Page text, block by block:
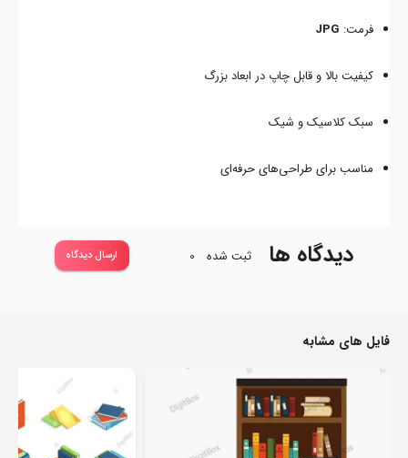
فرمت: JPG
کیفیت بالا و قابل چاپ در ابعاد بزرگ
سبک کلاسیک و شیک
مناسب برای طراحی‌های حرفه‌ای
دیدگاه ها ثبت شده 0 ارسال دیدگاه
فایل های مشابه